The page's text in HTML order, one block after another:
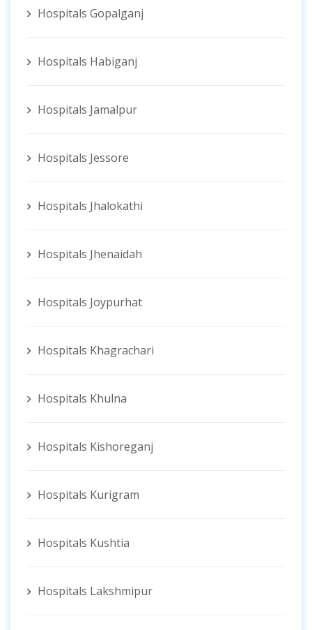
Hospitals Gopalganj
Hospitals Habiganj
Hospitals Jamalpur
Hospitals Jessore
Hospitals Jhalokathi
Hospitals Jhenaidah
Hospitals Joypurhat
Hospitals Khagrachari
Hospitals Khulna
Hospitals Kishoreganj
Hospitals Kurigram
Hospitals Kushtia
Hospitals Lakshmipur